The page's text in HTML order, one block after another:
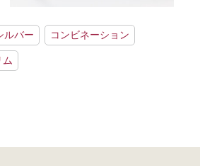
ルバー コンビネーション
ム